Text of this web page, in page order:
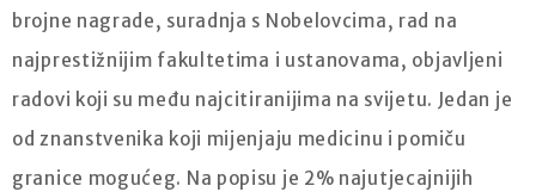
brojne nagrade, suradnja s Nobelovcima, rad na
najprestižnijim fakultetima i ustanovama, objavljeni
radovi koji su među najcitiranijima na svijetu. Jedan je
od znanstvenika koji mijenjaju medicinu i pomiču
granice mogućeg. Na popisu je 2% najutjecajnijih